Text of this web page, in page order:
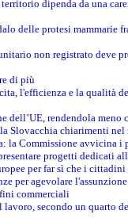
dipenda da una
delle protesi mammarie
non registrato deve
di più
l'efficienza e la qualità
dell’UE, rendendola meno
Slovacchia chiarimenti nel
la Commissione avvicina i
progetti dedicati
per far sì che i
per agevolare
commerciali
secondo un quarto